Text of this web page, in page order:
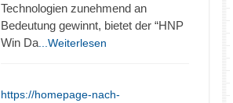
Technologien zunehmend an
Bedeutung gewinnt, bietet der “HNP
Win Da ...Weiterlesen
https://homepage-nach-